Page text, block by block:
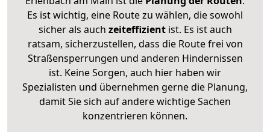
Es ist wichtig, eine Route zu wählen, die sowohl
sicher als auch zeiteffizientist. Es ist auch
ratsam, sicherzustellen, dass die Route frei von
Straßensperrungen und anderen Hindernissen
ist. Keine Sorgen, auch hier haben wir
Spezialisten und übernehmen gerne die Planung,
damit Sie sich auf andere wichtige Sachen
konzentrieren können.